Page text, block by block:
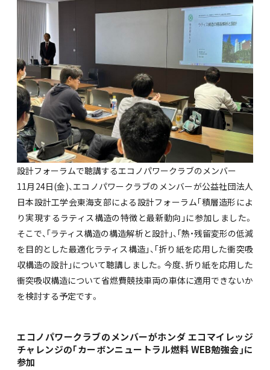
設計フォーラムで聴講するエコノパワークラブのメンバー
11月24日(金)、エコノパワークラブのメンバーが公益社団法人
日本設計工学会東海支部による設計フォーラム｢積層造形によ
り実現するラティス構造の特徴と最新動向｣に参加しました。
そこで、｢ラティス構造の構造解析と設計｣、｢熱・残留変形の低減
を目的とした最適化ラティス構造｣、｢折り紙を応用した衝突吸
収構造の設計｣について聴講しました。今度、折り紙を応用した
衝突吸収構造について省燃費競技車両の車体に適用できないか
を検討する予定です。
エコノパワークラブのメンバーがホンダ エコマイレッジ
チャレンジの｢カーボンニュートラル燃料 WEB勉強会｣に
参加